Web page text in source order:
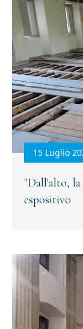
15 Luglio
"Dall'alto, la
espositivo